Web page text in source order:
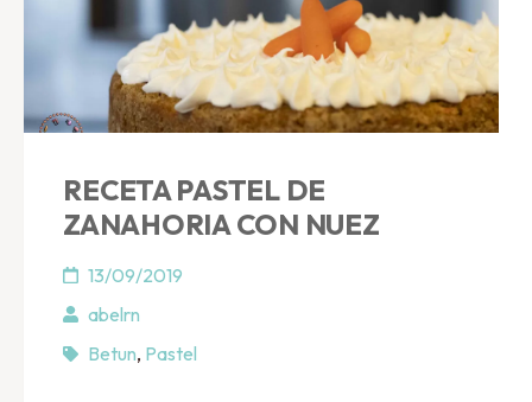
RECETA PASTEL DE
ZANAHORIA CON NUEZ
13/09/2019
abelrn
Betun, Pastel